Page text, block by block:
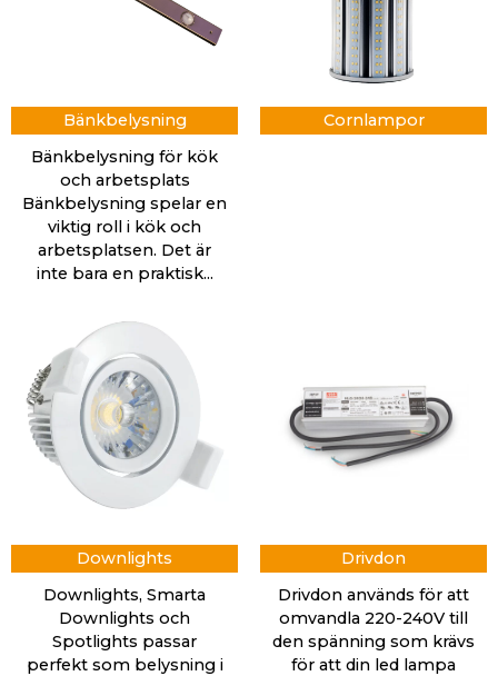
Bänkbelysning
Bänkbelysning för kök
och arbetsplats
Bänkbelysning spelar en
viktig roll i kök och
arbetsplatsen. Det är
inte bara en praktisk...
Cornlampor
Downlights
Downlights, Smarta
Downlights och
Spotlights passar
perfekt som belysning i
Drivdon
Drivdon används för att
omvandla 220-240V till
den spänning som krävs
för att din led lampa